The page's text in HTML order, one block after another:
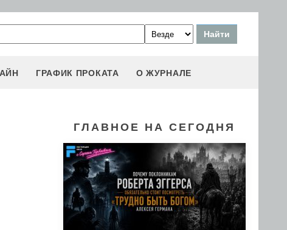
ГРАФИК ПРОКАТА О ЖУРНАЛЕ
ГЛАВНОЕ НА СЕГОДНЯ